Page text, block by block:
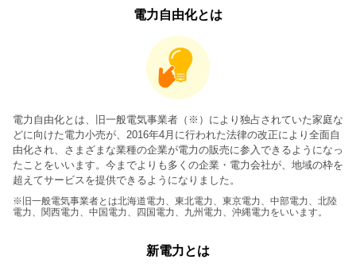
電力自由化とは
電力自由化とは、旧一般電気事業者（※）により独占されていた家庭な
どに向けた電力小売が、2016年4月に行われた法律の改正により全面自
由化され、さまざまな業種の企業が電力の販売に参入できるようになっ
たことをいいます。今までよりも多くの企業・電力会社が、地域の枠を
超えてサービスを提供できるようになりました。
※旧一般電気事業者とは北海道電力、東北電力、東京電力、中部電力、北陸
電力、関西電力、中国電力、四国電力、九州電力、沖縄電力をいいます。
新電力とは